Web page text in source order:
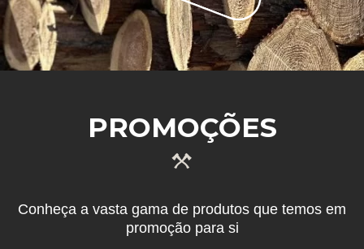
PROMOÇÕES
Conheça a vasta gama de produtos que temos em
promoção para si